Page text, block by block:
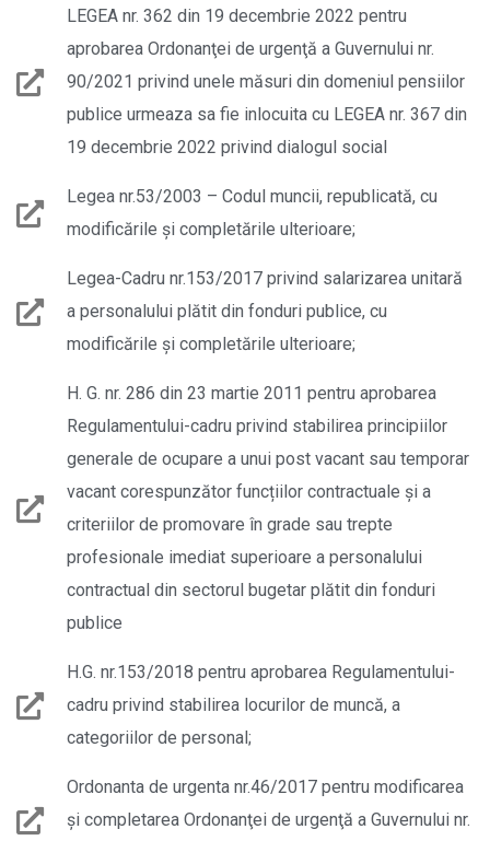
LEGEA nr. 362 din 19 decembrie 2022 pentru
aprobarea Ordonanţei de urgenţă a Guvernului nr.
90/2021 privind unele măsuri din domeniul pensiilor
publice urmeaza sa fie inlocuita cu LEGEA nr. 367 din
19 decembrie 2022 privind dialogul social
Legea nr.53/2003 – Codul muncii, republicată, cu
modificările şi completările ulterioare;
Legea-Cadru nr.153/2017 privind salarizarea unitară
a personalului plătit din fonduri publice, cu
modificările şi completările ulterioare;
H. G. nr. 286 din 23 martie 2011 pentru aprobarea
Regulamentului-cadru privind stabilirea principiilor
generale de ocupare a unui post vacant sau temporar
vacant corespunzător funcțiilor contractuale şi a
criteriilor de promovare în grade sau trepte
profesionale imediat superioare a personalului
contractual din sectorul bugetar plătit din fonduri
publice
H.G. nr.153/2018 pentru aprobarea Regulamentului-
cadru privind stabilirea locurilor de muncă, a
categoriilor de personal;
Ordonanta de urgenta nr.46/2017 pentru modificarea
şi completarea Ordonanţei de urgenţă a Guvernului nr.